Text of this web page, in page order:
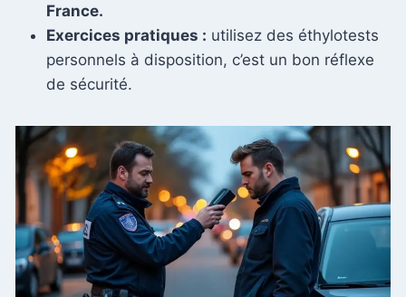
France.
Exercices pratiques : utilisez des éthylotests
personnels à disposition, c’est un bon réflexe
de sécurité.